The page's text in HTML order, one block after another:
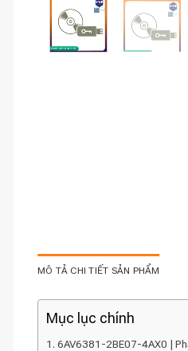
MÔ TẢ CHI TIẾT SẢN PHẨM
Mục lục chính
6AV6381-2BE07-4AX0 |